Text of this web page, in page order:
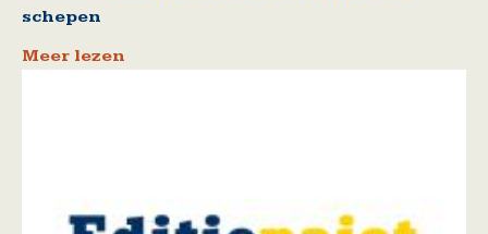
schepen
Meer lezen